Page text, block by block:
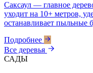
Саксаул — главное
уходит на 10+ метров,
останавливает пыльные
Подробнее
Все деревья
САДЫ